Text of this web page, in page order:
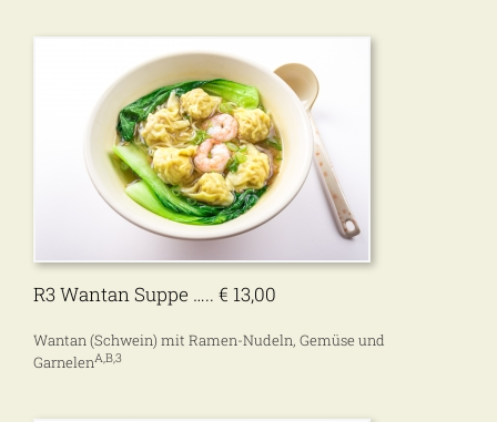
R3 Wantan Suppe ….. € 13,00
Wantan (Schwein) mit Ramen-Nudeln, Gemüse und
GarnelenA,B,3